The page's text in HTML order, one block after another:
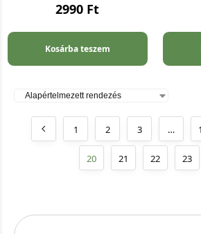
2990 Ft
Kosárba teszem
1 2 3 …
20 21 22 23